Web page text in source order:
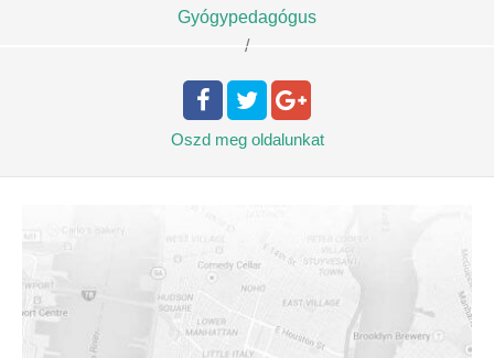
Gyógypedagógus
/
Oszd meg oldalunkat